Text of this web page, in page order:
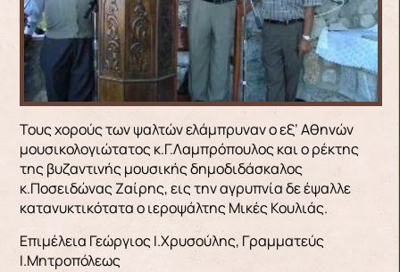
Τους χορούς των ψαλτών ελάμπρυναν ο εξ’ Αθηνών
μουσικολογιώτατος κ.Γ.Λαμπρόπουλος και ο ρέκτης
της βυζαντινής μουσικής δημοδιδάσκαλος
κ.Ποσειδώνας Ζαίρης, εις την αγρυπνία δε έψαλλε
κατανυκτικότατα ο ιεροψάλτης Μικές Κουλιάς.
Επιμέλεια Γεώργιος Ι.Χρυσούλης, Γραμματεύς
Ι.Μητροπόλεως